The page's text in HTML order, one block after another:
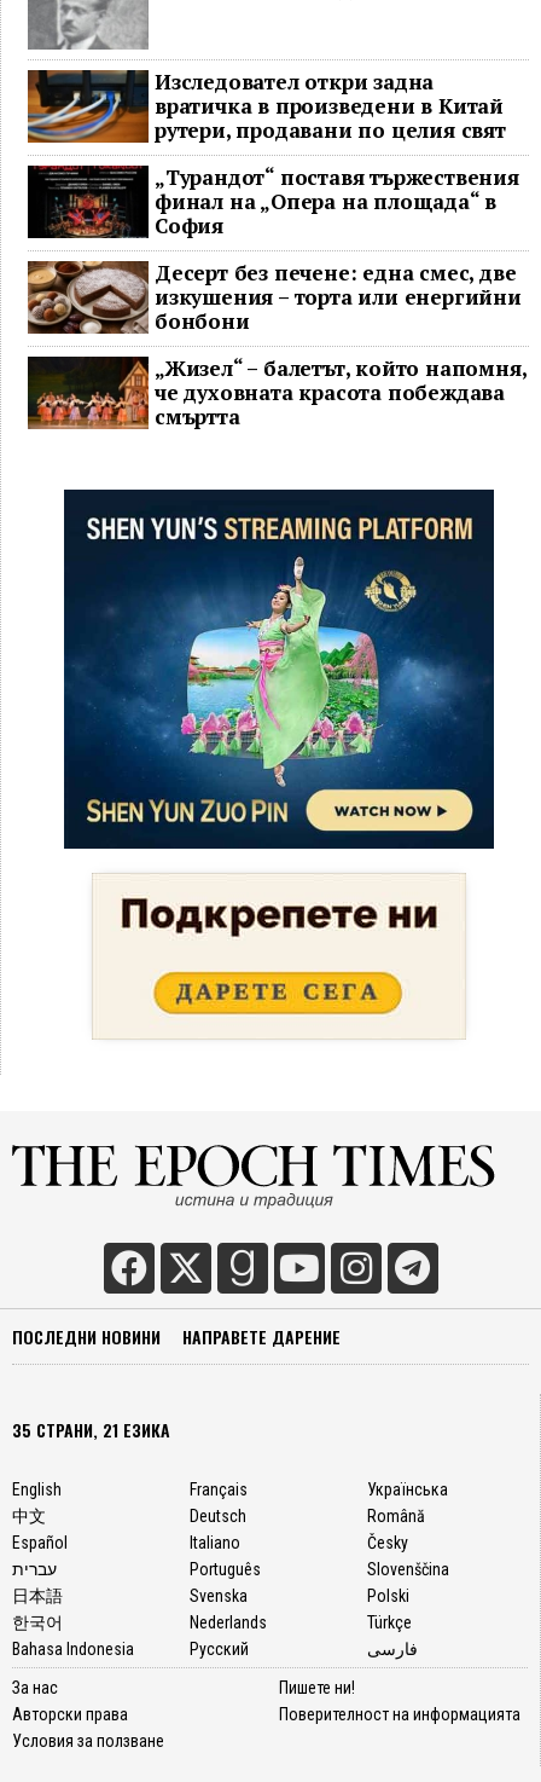
Изследовател откри задна
вратичка в произведени в Китай
рутери, продавани по целия свят
„Турандот“ поставя тържествения
финал на „Опера на площада“ в
София
Десерт без печене: една смес, две
изкушения – торта или енергийни
бонбони
„Жизел“ – балетът, който напомня,
че духовната красота побеждава
смъртта
ПОСЛЕДНИ НОВИНИ НАПРАВЕТЕ ДАРЕНИЕ
35 СТРАНИ, 21 ЕЗИКА
English
中文
Español
עברית
日本語
한국어
Bahasa Indonesia
Français
Deutsch
Italiano
Português
Svenska
Nederlands
Русский
Українська
Română
Česky
Slovenščina
Polski
Türkçe
فارسی
За нас
Авторски права
Условия за ползване
Пишете ни!
Поверителност на информацията